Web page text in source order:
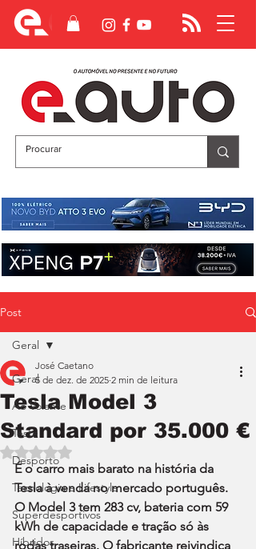
Post
Geral
Ao Volante
Teste
Desporto
Tecnologia e Lifestyle
Superdesportivos
Híbridos
Geral
Tesla Model 3
Standard por 35.000 €
José Caetano
5 de dez. de 2025 2 min de leitura
Avaliado com NaN de 5 estrelas.
É o carro mais barato na história da
Tesla à venda no mercado português.
O Model 3 tem 283 cv, bateria com 59
kWh de capacidade e tração só às
rodas traseiras. O fabricante reivindica